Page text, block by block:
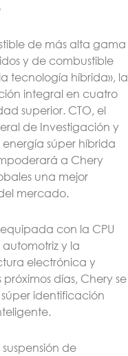
de más alta gama
y de combustible
tecnología híbrida», la
integral en cuatro
superior. CTO, el
de Investigación y
súper híbrida
a Chery
una mejor
mercado.
con la CPU
y la
electrónica y
días, Chery se
identificación
de